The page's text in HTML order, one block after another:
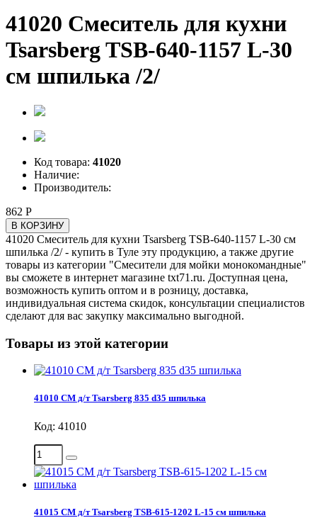
41020 Смеситель для кухни
Tsarsberg TSB-640-1157 L-30
см шпилька /2/
Код товара: 41020
Наличие:
Производитель:
862 Р
В КОРЗИНУ
41020 Смеситель для кухни Tsarsberg TSB-640-1157 L-30 см
шпилька /2/ - купить в Туле эту продукцию, а также другие
товары из категории "Смесители для мойки монокомандные"
вы сможете в интернет магазине txt71.ru. Доступная цена,
возможность купить оптом и в розницу, доставка,
индивидуальная система скидок, консультации специалистов
сделают для вас закупку максимально выгодной.
Товары из этой категории
41010 СМ д/т Tsarsberg 835 d35 шпилька
Код: 41010
41015 СМ д/т Tsarsberg TSB-615-1202 L-15 см шпилька